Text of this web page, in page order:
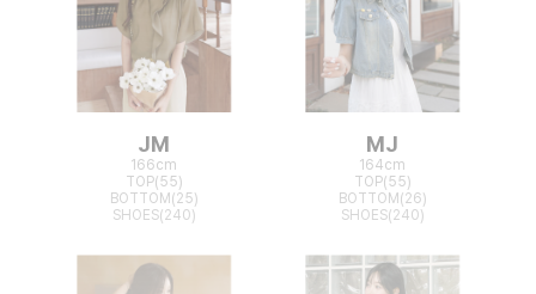
JM
166cm
TOP(55)
BOTTOM(25)
SHOES(240)
MJ
164cm
TOP(55)
BOTTOM(26)
SHOES(240)